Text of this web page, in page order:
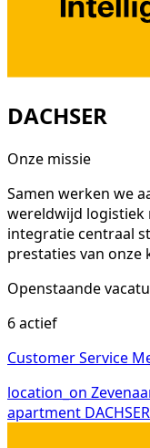
DACHSER
Onze missie
Samen werken we
wereldwijd logistiek
integratie centraal
prestaties van onze
Openstaande
6 actief
Customer Service
location_on
apartment DACHSER